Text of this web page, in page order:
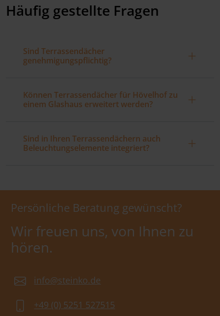
Häufig gestellte Fragen
Sind Terrassendächer
genehmigungspflichtig?
Können Terrassendächer für Hövelhof zu
einem Glashaus erweitert werden?
Sind in Ihren Terrassendächern auch
Beleuchtungselemente integriert?
Persönliche Beratung gewünscht?
Wir freuen uns, von Ihnen zu
hören.
info@steinko.de
+49 (0) 5251 527515